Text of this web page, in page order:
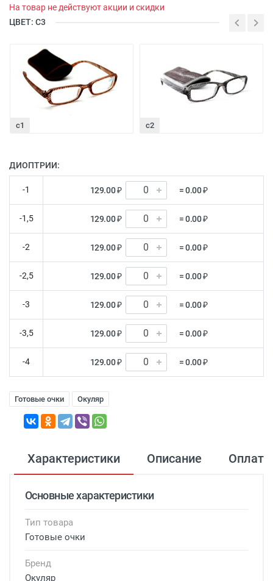
На товар не действуют акции и скидки
ЦВЕТ: С3
с1 с2
ДИОПТРИИ:
-1 129.00 ₽ = 0.00 ₽
-1,5 129.00 ₽ = 0.00 ₽
-2 129.00 ₽ = 0.00 ₽
-2,5 129.00 ₽ = 0.00 ₽
-3 129.00 ₽ = 0.00 ₽
-3,5 129.00 ₽ = 0.00 ₽
-4 129.00 ₽ = 0.00 ₽
Готовые очки Окуляр
Характеристики Описание Оплата
Основные характеристики
Тип товара
Готовые очки
Бренд
Окуляр